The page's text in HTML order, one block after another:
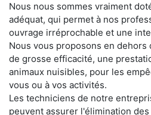
Nous nous sommes vraiment
adéquat, qui permet à nos
ouvrage irréprochable et une
Nous vous proposons en
de grosse efficacité, une
animaux nuisibles, pour les
vous ou à vos activités.
Les techniciens de notre
peuvent assurer l'élimination